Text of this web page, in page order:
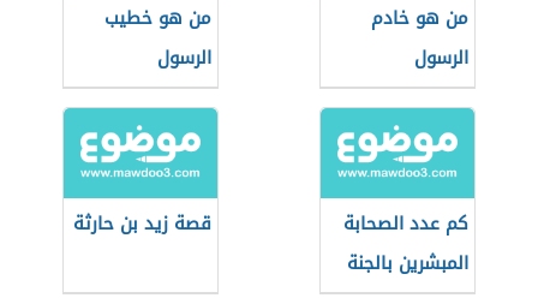
من هو خادم
الرسول
من هو خطيب
الرسول
كم عدد الصحابة
المبشرين بالجنة
قصة زيد بن حارثة